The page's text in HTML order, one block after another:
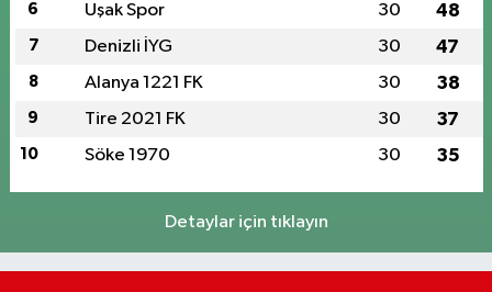
6 Uşak Spor 30 48
7 Denizli İYG 30 47
8 Alanya 1221 FK 30 38
9 Tire 2021 FK 30 37
10 Söke 1970 30 35
Detaylar için tıklayın